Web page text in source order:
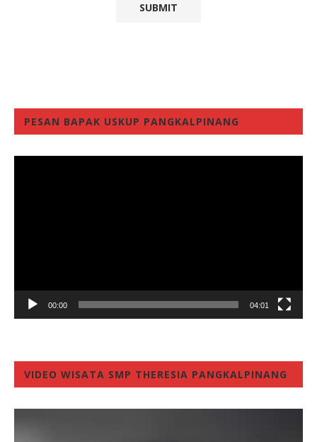
PESAN BAPAK USKUP PANGKALPINANG
00:00 04:01
VIDEO WISATA SMP THERESIA PANGKALPINANG